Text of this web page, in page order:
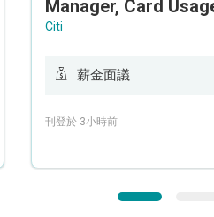
Citi
薪金面議
刊登於 3小時前